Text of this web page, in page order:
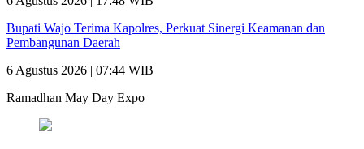
Bupati Wajo Terima Kapolres, Perkuat Sinergi Keamanan dan
Pembangunan Daerah
6 Agustus 2026 | 07:44 WIB
Ramadhan May Day Expo